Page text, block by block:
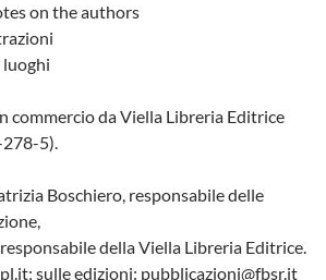
on the authors
luoghi
commercio da Viella Libreria Editrice
5).
Boschiero, responsabile delle
della Viella Libreria Editrice.
sulle edizioni: pubblicazioni@fbsr.it